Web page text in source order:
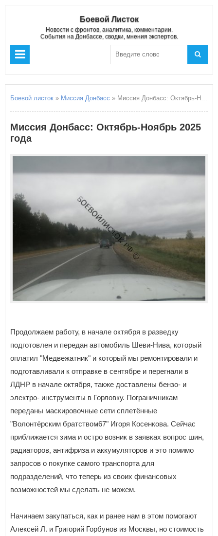
Боевой Листок
Новости с фронтов, аналитика, комментарии.
События на Донбассе, сводки, мнения экспертов.
Боевой листок » Миссия Донбасс » Миссия Донбасс: Октябрь-Ноябрь 2025 года
Миссия Донбасс: Октябрь-Ноябрь 2025
года
Продолжаем работу, в начале октября в разведку
подготовлен и передан автомобиль Шеви-Нива, который
оплатил "Медвежатник" и который мы ремонтировали и
подготавливали к отправке в сентябре и перегнали в
ЛДНР в начале октября, также доставлены бензо- и
электро- инструменты в Горловку. Пограничникам
переданы маскировочные сети сплетённые
"Волонтёрским братством67" Игоря Косенкова. Сейчас
приближается зима и остро возник в заявках вопрос шин,
радиаторов, антифриза и аккумуляторов и это помимо
запросов о покупке самого транспорта для
подразделений, что теперь из своих финансовых
возможностей мы сделать не можем.
Начинаем закупаться, как и ранее нам в этом помогают
Алексей Л. и Григорий Горбунов из Москвы, но стоимость